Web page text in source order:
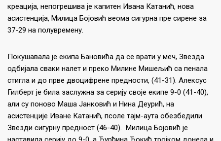
креација, непогрешива је капитен Ивана Катанић, нова
асистенција, Милица Бојовић веома сигурна пре сирене за
37-29 на полувремену.
Покушавала је екипа Бановића да се врати у меч, Звезда
одбијала сваки налет и преко Милине Мишељић са пенала
стигла и до прве двоцифрене предности, (41-31). Алексус
Гилберт је била заслужна за серију своје екипе 9-0 (41-40),
али су поново Маша Јанковић и Нина Деурић, на
асистенције Иване Катанић, псоле тајм-аута обезбедили
Звезди сигурну предност (46-40). Милица Бојовић је